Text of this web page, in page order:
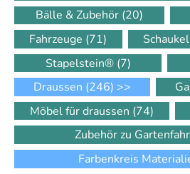
Bälle & Zubehör (20)
Fahrzeuge (71)
Stapelstein® (7)
Draussen (246) >>
Möbel für draussen (74)
Zubehör zu
Farbenkreis